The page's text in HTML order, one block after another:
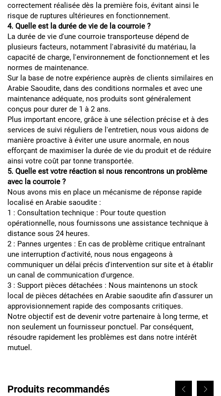
correctement réalisée dès la première fois, évitant ainsi le
risque de ruptures ultérieures en fonctionnement.
4. Quelle est la durée de vie de la courroie ?
La durée de vie d'une courroie transporteuse dépend de
plusieurs facteurs, notamment l'abrasivité du matériau, la
capacité de charge, l'environnement de fonctionnement et les
normes de maintenance.
Sur la base de notre expérience auprès de clients similaires en
Arabie Saoudite, dans des conditions normales et avec une
maintenance adéquate, nos produits sont généralement
conçus pour durer de 1 à 2 ans.
Plus important encore, grâce à une sélection précise et à des
services de suivi réguliers de l'entretien, nous vous aidons de
manière proactive à éviter une usure anormale, en nous
efforçant de maximiser la durée de vie du produit et de réduire
ainsi votre coût par tonne transportée.
5. Quelle est votre réaction si nous rencontrons un problème
avec la courroie ?
Nous avons mis en place un mécanisme de réponse rapide
localisé en Arabie saoudite :
1 : Consultation technique : Pour toute question
opérationnelle, nous fournissons une assistance technique à
distance sous 24 heures.
2 : Pannes urgentes : En cas de problème critique entraînant
une interruption d'activité, nous nous engageons à
communiquer un délai précis d'intervention sur site et à établir
un canal de communication d'urgence.
3 : Support pièces détachées : Nous maintenons un stock
local de pièces détachées en Arabie saoudite afin d'assurer un
approvisionnement rapide des composants critiques.
Notre objectif est de devenir votre partenaire à long terme, et
non seulement un fournisseur ponctuel. Par conséquent,
résoudre rapidement les problèmes est dans notre intérêt
mutuel.
Produits recommandés